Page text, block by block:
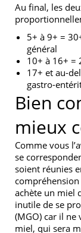
Au final, les
5+ à 9+ =
général
10+ à 16+ =
17+ et au-
gastro-
Bien
mieux
Comme vous
se
soient réunies
achète un miel
inutile de se
(MGO) car il ne
miel, qui sera